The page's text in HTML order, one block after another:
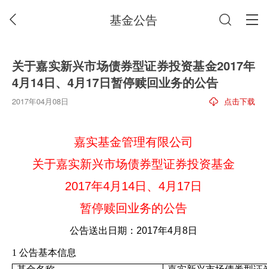
基金公告
关于嘉实新兴市场债券型证券投资基金2017年
4月14日、4月17日暂停赎回业务的公告
2017年04月08日 点击下载
嘉实基金管理有限公司
关于嘉实新兴市场债券型证券投资基金
2017年4月 14日、 4月 17日
暂停赎回业务的公告
公告送出日期： 2017年4月 8日
1 公告基本信息